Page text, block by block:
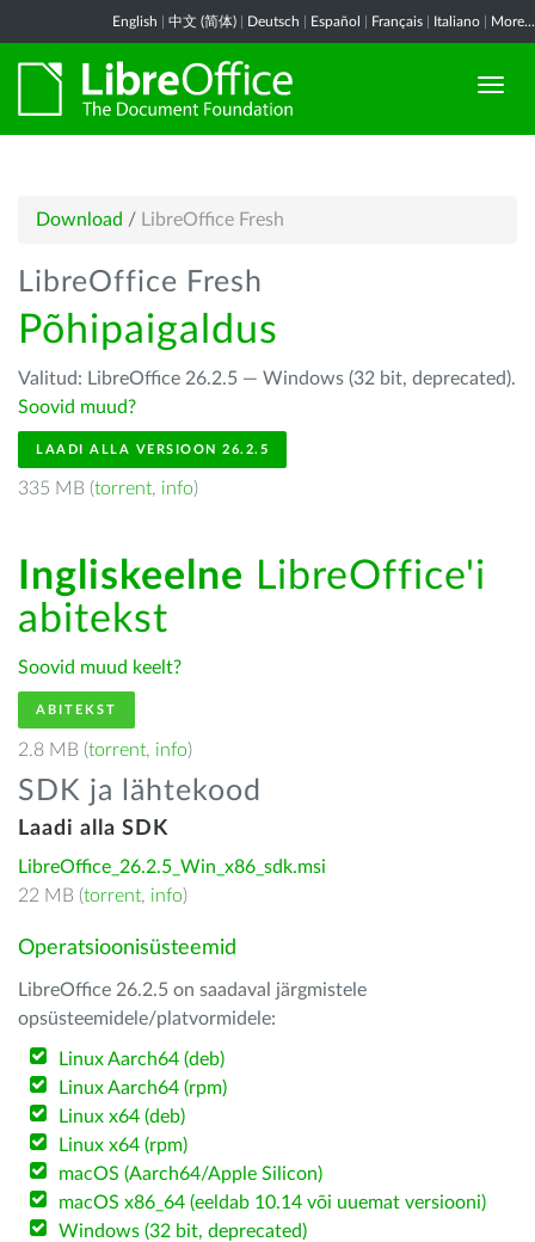
English 中文 (简体) Deutsch Español Français Italiano More...
Download / LibreOffice Fresh
LibreOffice Fresh
Põhipaigaldus
Valitud: LibreOffice 26.2.5 — Windows (32 bit, deprecated).
Soovid muud?
LAADI ALLA VERSIOON 26.2.5
335 MB (torrent, info)
Ingliskeelne LibreOffice'i
abitekst
Soovid muud keelt?
ABITEKST
2.8 MB (torrent, info)
SDK ja lähtekood
Laadi alla SDK
LibreOffice_26.2.5_Win_x86_sdk.msi
22 MB (torrent, info)
Operatsioonisüsteemid
LibreOffice 26.2.5 on saadaval järgmistele
opsüsteemidele/platvormidele:
Linux Aarch64 (deb)
Linux Aarch64 (rpm)
Linux x64 (deb)
Linux x64 (rpm)
macOS (Aarch64/Apple Silicon)
macOS x86_64 (eeldab 10.14 või uuemat versiooni)
Windows (32 bit, deprecated)